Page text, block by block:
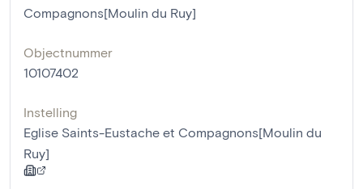
Compagnons[Moulin du Ruy]
Objectnummer
10107402
Instelling
Eglise Saints-Eustache et Compagnons[Moulin du
Ruy]